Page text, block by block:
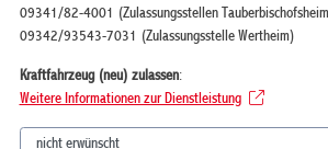
09341/82-4001 (Zulassungsstellen
09342/93543-7031 (Zulassungsstelle Wertheim)
Kraftfahrzeug (neu) zulassen:
Weitere Informationen zur Dienstleistung